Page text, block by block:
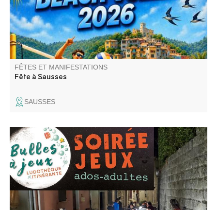
FÊTES ET MANIFESTATIONS
Fête à Sausses
SAUSSES
Découverte de jeux divers : coopération, ambiance,
stratégie, enquête, aventure … pour ados-adultes animé
par la ludothèque itinérante Bulles à jeux.